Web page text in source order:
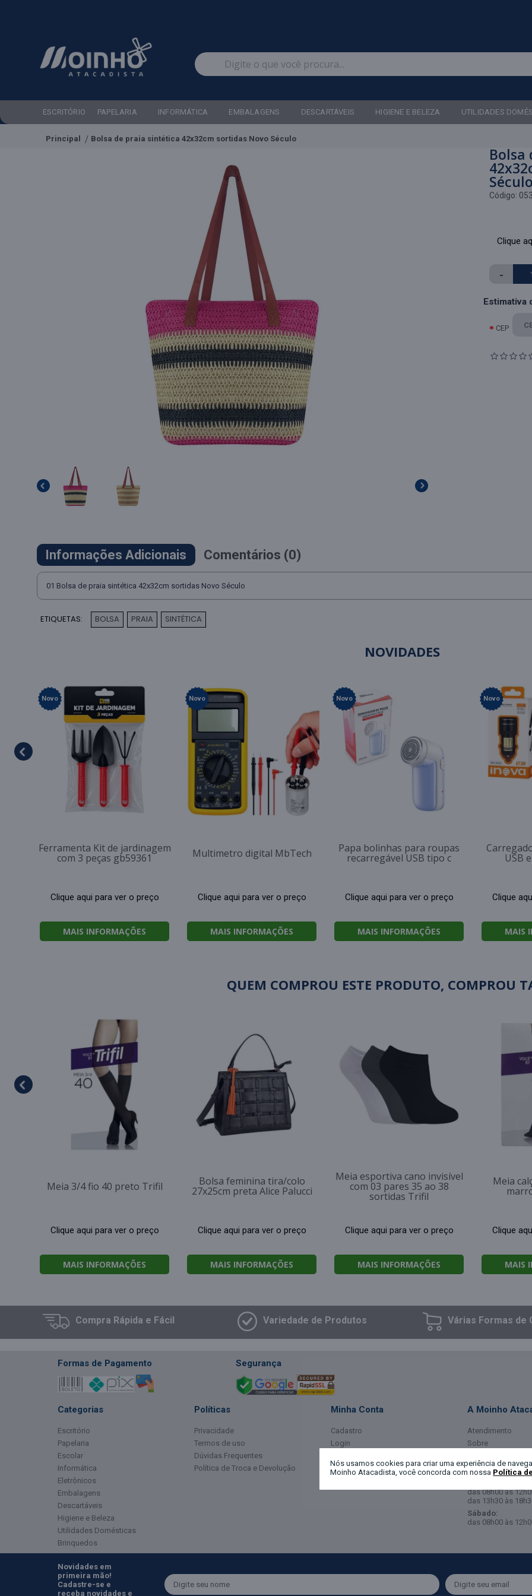
ESCRITÓRIO PAPELARIA INFORMÁTICA EMBALAGENS DESCARTÁVEIS HIGIENE E BELEZA UTILIDADES
Principal Bolsa de praia sintética 42x32cm sortidas Novo Século
Código:
Clique
-
Estimativa
CEP
Informações Adicionais Comentários (0)
01 Bolsa de praia sintética 42x32cm sortidas Novo Século
ETIQUETAS: BOLSA PRAIA SINTÉTICA
NOVIDADES
Novo
Ferramenta Kit de jardinagem
com 3 peças gb59361
Clique aqui para ver o preço
MAIS INFORMAÇÕES
Novo
Multimetro digital MbTech
Clique aqui para ver o preço
MAIS INFORMAÇÕES
Novo
Papa bolinhas para roupas
recarregável USB tipo c
Clique aqui para ver o preço
MAIS INFORMAÇÕES
Novo
USB
Clique
MAIS
QUEM COMPROU ESTE PRODUTO, COMPROU
Meia 3/4 fio 40 preto Trifil
Clique aqui para ver o preço
MAIS INFORMAÇÕES
Bolsa feminina tira/colo
27x25cm preta Alice Palucci
Clique aqui para ver o preço
MAIS INFORMAÇÕES
Meia esportiva cano invisível
com 03 pares 35 ao 38
sortidas Trifil
Clique aqui para ver o preço
MAIS INFORMAÇÕES
Meia
Clique
MAIS
Compra Rápida e Fácil Variedade de Produtos Várias Formas de
Nós usamos cookies para criar uma experiência de
Moinho Atacadista, você concorda com nossa Política
Formas de Pagamento Segurança
Categorias
Escritório
Papelaria
Escolar
Informática
Eletrônicos
Embalagens
Descartáveis
Higiene e Beleza
Utilidades Domésticas
Brinquedos
Políticas
Privacidade
Termos de uso
Dúvidas Frequentes
Política de Troca e Devolução
Minha Conta
Cadastro
Login
Meus Pedidos
A Moinho
Atendimento
Sobre
Horário de
das 08h00 às
das 13h30 às
Sábado:
das 08h00 às
Novidades em
primeira mão!
Cadastre-se e
receba novidades e